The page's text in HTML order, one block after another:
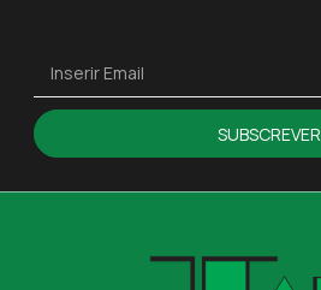
SUBSCREVER